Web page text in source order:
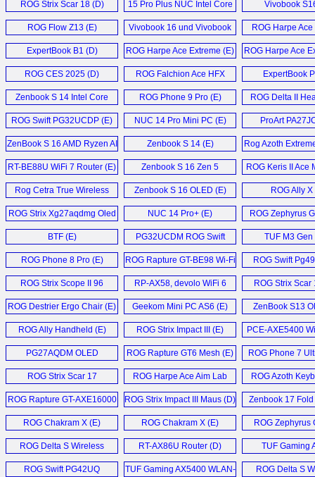
ROG Strix Scar 18 (D)
15 Pro Plus NUC Intel Core
Ultra 9 285H Mini PC (E)
Vivobook
ROG Flow Z13 (E)
Vivobook 16 und Vivobook
18 (D)
ROG Harpe
ExpertBook B1 (D) ROG Harpe Ace Extreme (E) ROG Harpe Ace
ROG CES 2025 (D)
ROG Falchion Ace HFX
Keyboard (E)
ExpertBook
Zenbook S 14 Intel Core
Ultra 7 258V Laptop (E)
ROG Phone 9 Pro (E) ROG Delta II
ROG Swift PG32UCDP (E) NUC 14 Pro Mini PC (E) ProArt
ZenBook S 16 AMD Ryzen AI
9 HX 370 Laptop (E)
Zenbook S 14 (E)
Rog Azoth
Keyboard
RT-BE88U WiFi 7 Router (E)
Zenbook S 16 Zen 5
Laptop (E)
ROG Keris II Ace
Rog Cetra True Wireless
SpeedNova IEMs (E)
Zenbook S 16 OLED (E) ROG Ally X
ROG Strix Xg27aqdmg Oled
Monitor (E)
NUC 14 Pro+ (E)
ROG Zephyrus
Gaming
BTF (E)
PG32UCDM ROG Swift
Oled (E)
TUF M3 Gen
ROG Phone 8 Pro (E)
ROG Rapture GT-BE98 Wi-Fi
7 (E)
ROG Swift
ROG Strix Scope II 96
Wireless Gaming
Keyboard (E)
RP-AX58, devolo WiFi 6
Repeater 5400, AVM
FRITZ!Repeater 6000
Repeater (D)
ROG Strix Scar
Laptop
ROG Destrier Ergo Chair (E)
Geekom Mini PC AS6 (E) ZenBook S13
ROG Ally Handheld (E) ROG Strix Impact III (E) PCE-AXE5400
PG27AQDM OLED
Monitor (E)
ROG Rapture GT6 Mesh (E) ROG Phone 7
ROG Strix Scar 17
Laptop (E)
ROG Harpe Ace Aim Lab
Edition (E)
ROG Azoth
ROG Rapture GT-AXE16000
Router (E)
ROG Strix Impact III Maus (D) Zenbook 17
ROG Chakram X (E) ROG Chakram X (E) ROG Zephyrus
ROG Delta S Wireless
Gaming Headset (E)
RT-AX86U Router (D) TUF Gaming
ROG Swift PG42UQ
TUF Gaming AX5400 WLAN-
ROG Delta S